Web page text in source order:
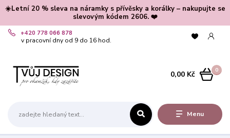
☀️Letní 20 % sleva na náramky s přívěsky a korálky – nakupujte se
slevovým kódem 2606. ❤️
Menu
+420 778 066 878
v pracovní dny od 9 do 16 hod.
0
0,00 Kč